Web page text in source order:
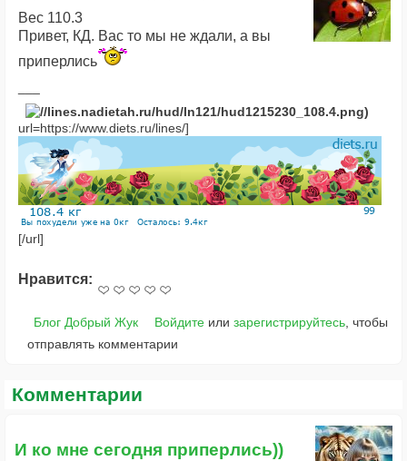
Вес 110.3
Привет, КД. Вас то мы не ждали, а вы
приперлись
url=https://www.diets.ru/lines/]
[/url]
Нравится:
Блог Добрый Жук Войдитеили зарегистрируйтесь, чтобы
отправлять комментарии
Комментарии
И ко мне сегодня приперлись))